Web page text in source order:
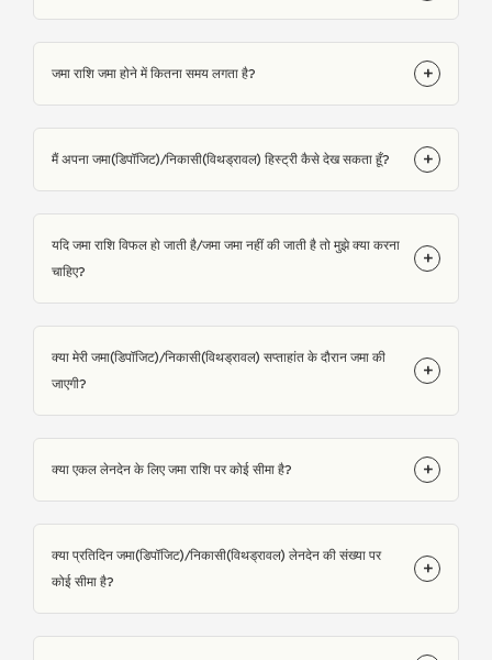
जमा राशि जमा होने में कितना समय लगता है? +
मैं अपना जमा(डिपॉजिट)/निकासी(विथड्रावल) हिस्ट्री कैसे देख सकता हूँ? +
यदि जमा राशि विफल हो जाती है/जमा जमा नहीं की जाती है तो मुझे क्या करना
चाहिए?
+
क्या मेरी जमा(डिपॉजिट)/निकासी(विथड्रावल) सप्ताहांत के दौरान जमा की
जाएगी?
+
क्या एकल लेनदेन के लिए जमा राशि पर कोई सीमा है? +
क्या प्रतिदिन जमा(डिपॉजिट)/निकासी(विथड्रावल) लेनदेन की संख्या पर
कोई सीमा है?
+